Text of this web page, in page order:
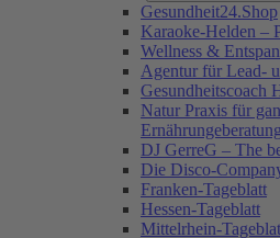
Gesundheit24.Shop
Karaoke-Helden –
Wellness &
Agentur für Lead-
Gesundheitscoach
Natur Praxis für
Ernährungeberatung
DJ GerreG – The
Die Disco-
Franken-Tageblatt
Hessen-Tageblatt
Mittelrhein-